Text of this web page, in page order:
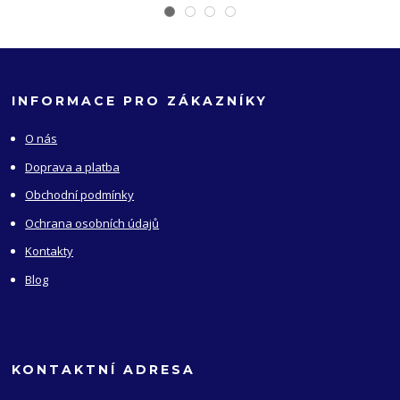
INFORMACE PRO ZÁKAZNÍKY
O nás
Doprava a platba
Obchodní podmínky
Ochrana osobních údajů
Kontakty
Blog
KONTAKTNÍ ADRESA